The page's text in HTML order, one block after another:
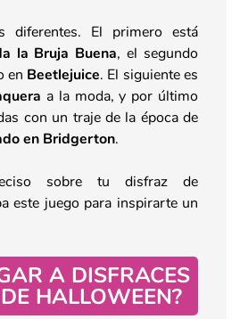
diferentes. El primero está
la Bruja Buena, el segundo
en Beetlejuice. El siguiente es
a la moda, y por último
con un traje de la época de
en Bridgerton.
sobre tu disfraz de
este juego para inspirarte un
A DISFRACES
HALLOWEEN?